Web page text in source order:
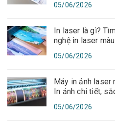
05/06/2026
In laser là gì?
nghệ in laser màu
05/06/2026
Máy in ảnh laser
In ảnh chi tiết,
05/06/2026